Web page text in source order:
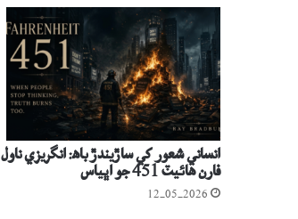
انساني شعور کي ساڙيندڙ باھ: انگريزي ناول
فارن هائيٽ 451 جو اڀياس
12-05-2026